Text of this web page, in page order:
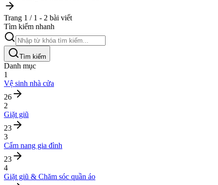
Trang 1 / 1 - 2 bài viết
Tìm kiếm nhanh
Tìm kiếm
Danh mục
1
Vệ sinh nhà cửa
26
2
Giặt giũ
23
3
Cẩm nang gia đình
23
4
Giặt giũ & Chăm sóc quần áo